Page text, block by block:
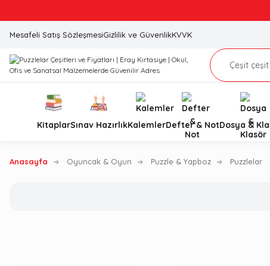
Mesafeli Satış SözleşmesiGizlilik ve GüvenlikKVVK
KitaplarSınav HazırlıkKalemlerDefter & NotDosya &
Anasayfa Oyuncak & Oyun Puzzle & Yapboz Puzzlelar